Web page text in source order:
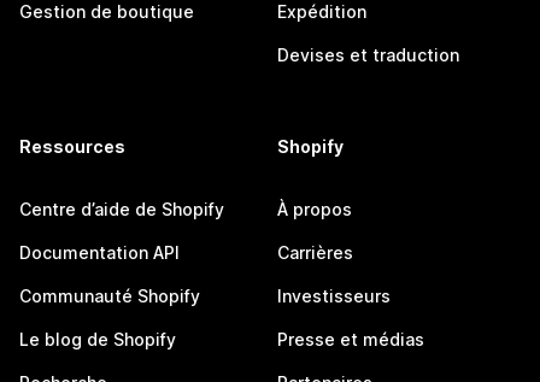
Gestion de boutique Expédition
Devises et traduction
Ressources
Centre d’aide de Shopify
Documentation API
Communauté Shopify
Le blog de Shopify
Shopify
À propos
Carrières
Investisseurs
Presse et médias